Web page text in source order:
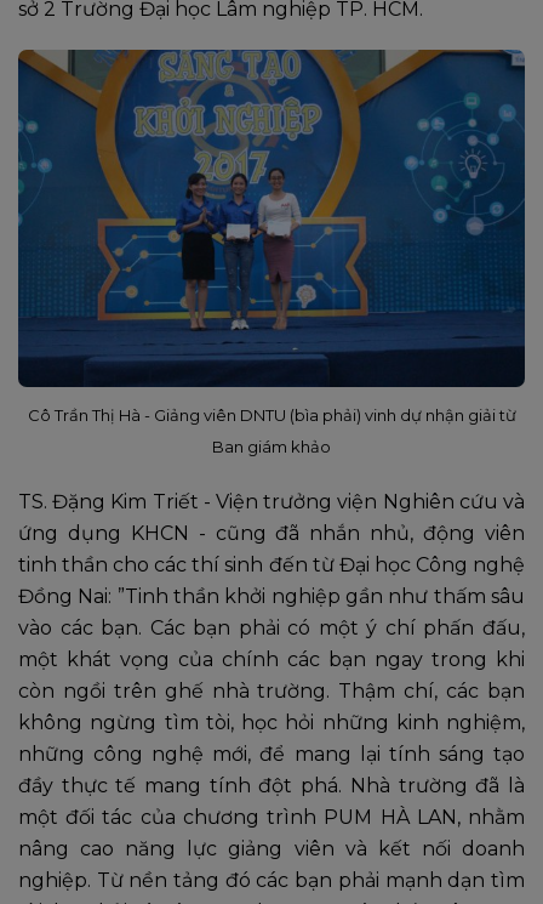
sở 2 Trường Đại học Lâm nghiệp TP. HCM.
Cô Trần Thị Hà - Giảng viên DNTU (bìa phải) vinh dự nhận giải từ
Ban giám khảo
TS. Đặng Kim Triết - Viện trưởng viện Nghiên cứu và
ứng dụng KHCN - cũng đã nhắn nhủ, động viên
tinh thần cho các thí sinh đến từ Đại học Công nghệ
Đồng Nai: ”Tinh thần khởi nghiệp gần như thấm sâu
vào các bạn. Các bạn phải có một ý chí phấn đấu,
một khát vọng của chính các bạn ngay trong khi
còn ngồi trên ghế nhà trường. Thậm chí, các bạn
không ngừng tìm tòi, học hỏi những kinh nghiệm,
những công nghệ mới, để mang lại tính sáng tạo
đầy thực tế mang tính đột phá. Nhà trường đã là
một đối tác của chương trình PUM HÀ LAN, nhằm
nâng cao năng lực giảng viên và kết nối doanh
nghiệp. Từ nền tảng đó các bạn phải mạnh dạn tìm